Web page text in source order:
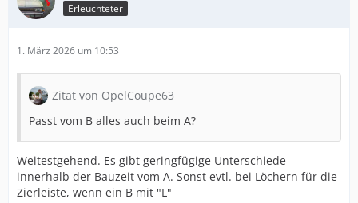
Erleuchteter
1. März 2026 um 10:53
Zitat von OpelCoupe63
Passt vom B alles auch beim A?
Weitestgehend. Es gibt geringfügige Unterschiede
innerhalb der Bauzeit vom A. Sonst evtl. bei Löchern für die
Zierleiste, wenn ein B mit "L"